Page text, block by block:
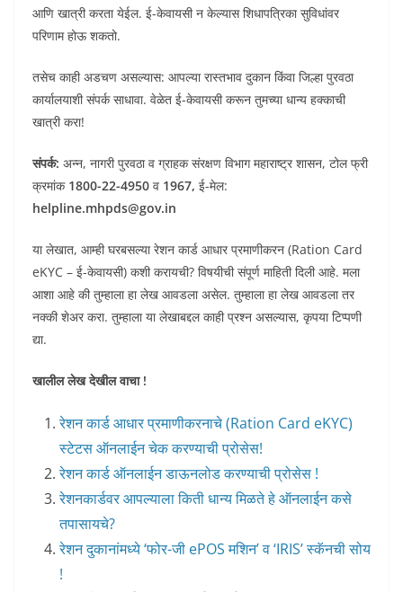
आणि खात्री करता येईल. ई-केवायसी न केल्यास शिधापत्रिका सुविधांवर
परिणाम होऊ शकतो.
तसेच काही अडचण असल्यास: आपल्या रास्तभाव दुकान किंवा जिल्हा पुरवठा
कार्यालयाशी संपर्क साधावा. वेळेत ई-केवायसी करून तुमच्या धान्य हक्काची
खात्री करा!
संपर्क: अन्न, नागरी पुरवठा व ग्राहक संरक्षण विभाग महाराष्ट्र शासन, टोल फ्री
क्रमांक 1800-22-4950 व 1967, ई-मेल:
helpline.mhpds@gov.in
या लेखात, आम्ही घरबसल्या रेशन कार्ड आधार प्रमाणीकरन (Ration Card
eKYC – ई-केवायसी) कशी करायची? विषयीची संपूर्ण माहिती दिली आहे. मला
आशा आहे की तुम्हाला हा लेख आवडला असेल. तुम्हाला हा लेख आवडला तर
नक्की शेअर करा. तुम्हाला या लेखाबद्दल काही प्रश्न असल्यास, कृपया टिप्पणी
द्या.
खालील लेख देखील वाचा !
रेशन कार्ड आधार प्रमाणीकरनाचे (Ration Card eKYC)
स्टेटस ऑनलाईन चेक करण्याची प्रोसेस!
रेशन कार्ड ऑनलाईन डाऊनलोड करण्याची प्रोसेस !
रेशनकार्डवर आपल्याला किती धान्य मिळते हे ऑनलाईन कसे
तपासायचे?
रेशन दुकानांमध्ये ‘फोर-जी ePOS मशिन’ व ‘IRIS’ स्कॅनची सोय
!